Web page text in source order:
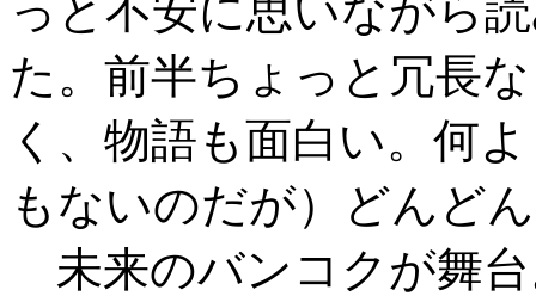
っと不安に思いながら
た。前半ちょっと冗長
く、物語も面白い。何
もないのだが）どんど
未来のバンコクが舞台